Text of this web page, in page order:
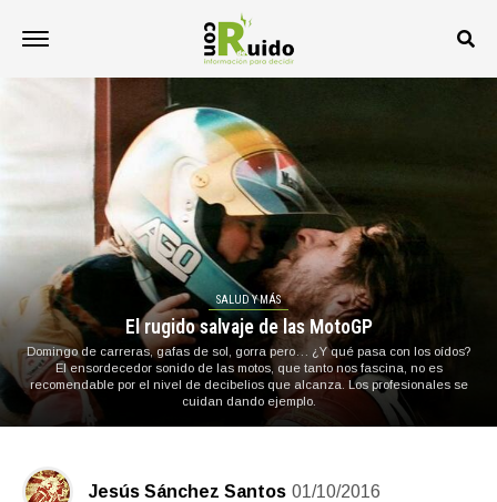
SALUD Y MÁS
El rugido salvaje de las MotoGP
Domingo de carreras, gafas de sol, gorra pero… ¿Y qué pasa con los oídos?
El ensordecedor sonido de las motos, que tanto nos fascina, no es
recomendable por el nivel de decibelios que alcanza. Los profesionales se
cuidan dando ejemplo.
Jesús Sánchez Santos 01/10/2016